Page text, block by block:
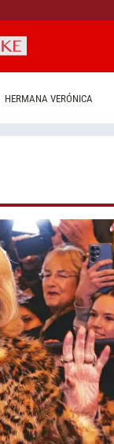
HERMANA VERÓNICA